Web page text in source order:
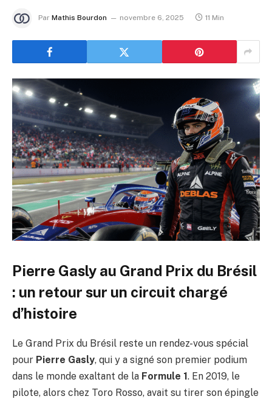
Par Mathis Bourdon novembre 6, 2025 11 Min
Pierre Gasly au Grand Prix du Brésil
: un retour sur un circuit chargé
d’histoire
Le Grand Prix du Brésil reste un rendez-vous spécial
pour Pierre Gasly, qui y a signé son premier podium
dans le monde exaltant de la Formule 1. En 2019, le
pilote, alors chez Toro Rosso, avait su tirer son épingle